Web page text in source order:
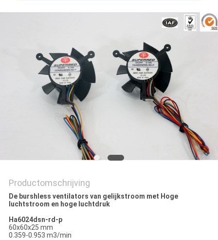
PRIVACY
POLICY
Productomschrijving
De burshless ventilators van gelijkstroom met Hoge
luchtstroom en hoge luchtdruk
Ha6024dsn-rd-p
60x60x25 mm
0.359-0.953 m3/min